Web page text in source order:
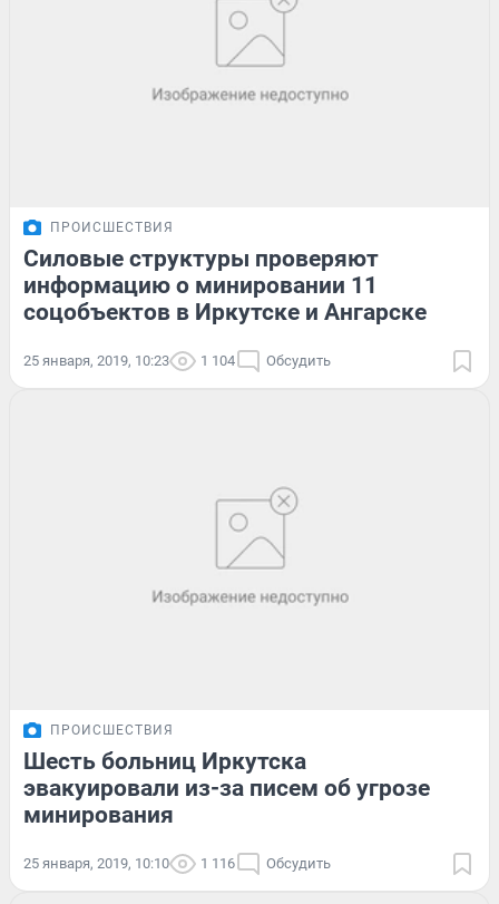
ПРОИСШЕСТВИЯ
Силовые структуры проверяют
информацию о минировании 11
соцобъектов в Иркутске и Ангарске
25 января, 2019, 10:23 1 104 Обсудить
ПРОИСШЕСТВИЯ
Шесть больниц Иркутска
эвакуировали из-за писем об угрозе
минирования
25 января, 2019, 10:10 1 116 Обсудить